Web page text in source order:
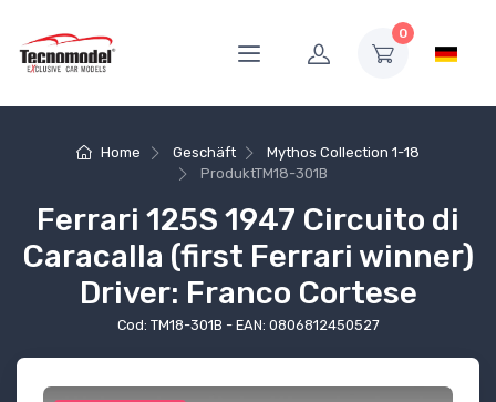
0
Home Geschäft
Mythos Collection 1-18
ProduktTM18-301B
Ferrari 125S 1947 Circuito di
Caracalla (first Ferrari winner)
Driver: Franco Cortese
Cod: TM18-301B - EAN: 0806812450527